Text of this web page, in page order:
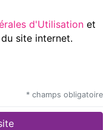
Générales d'Utilisation et
du site internet.
* champs obligatoire